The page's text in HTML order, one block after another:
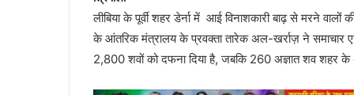
लीबिया के पूर्वी शहर डेर्ना में आई विनाशकारी बाढ़ से मरने
के आंतरिक मंत्रालय के प्रवक्ता तारेक अल-खर्राज़ ने समाचार
2,800 शवों को दफना दिया है, जबकि 260 अज्ञात शव शहर